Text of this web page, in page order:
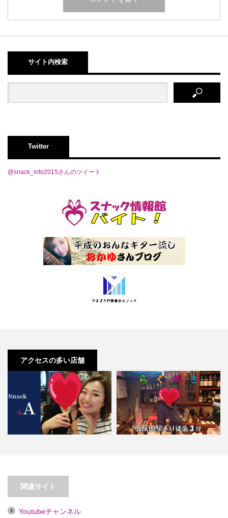
サイト内検索
Twitter
@snack_info2015さんのツイート
アクセスの多い店舗
【大井町】スナック ＆A
関連サイト
Youtubeチャンネル